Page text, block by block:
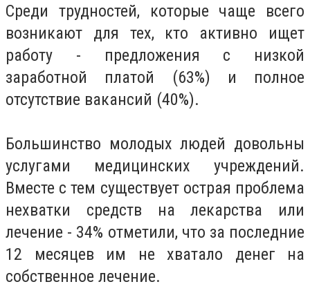
Среди трудностей, которые чаще всего
возникают для тех, кто активно ищет
работу - предложения с низкой
заработной платой (63%) и полное
отсутствие вакансий (40%).
Большинство молодых людей довольны
услугами медицинских учреждений.
Вместе с тем существует острая проблема
нехватки средств на лекарства или
лечение - 34% отметили, что за последние
12 месяцев им не хватало денег на
собственное лечение.